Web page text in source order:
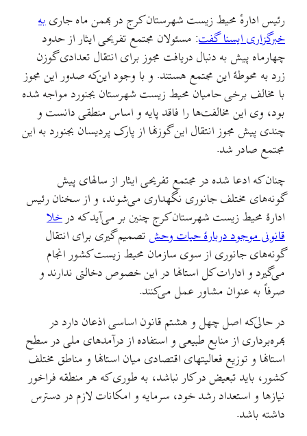
رئیس اداره‌ٔ محیط زیست شهرستان کرج در بهمن ماه جاریبه
خبرگزاری ایسنا گفت: مسئولان مجتمع تفریحی ایثار از حدود
چهارماه پیش به دنبال دریافت مجوز برای انتقال تعدادی گوزن
زرد به محوطهٔ این مجتمع هستند. و با وجود این‌که صدور این مجوز
با مخالف برخی حامیان محیط زیست شهرستان بجنورد مواجه شده
بود، وی این مخالفت‌ها را فاقد پایه و اساس منطقی دانست و
چندی پیش مجوز انتقال این گوزنها از پارک پردیسان بجنورد به این
مجتمع صادر شد.
چنان که ادعا شده در مجتمع تفریحی ایثار از سالهای پیش
گونه‌های مختلف جانوری نگهداری می‌شوند، و از سخنان رئیس
ادارهٔ محیط زیست شهرستان کرج چنین بر می‌آید که در خلا
قانونی موجود دربارهٔ حیات وحش تصمیم گیری برای انتقال
گونه‌های جانوری از سوی سازمان محیط زیست کشور انجام
می‌گیرد و ادارات کل استانها در این خصوص دخالتی ندارند و
صرفاً به عنوان مشاور عمل می‌کنند.
در حالی‌که اصل‏ چهل و هشتم قانون اساسی اذعان دارد در
بهره‏‌برداری‏ از منابع طبیعی‏ و استفاده‏ از درآمدهای‏ ملی‏ در سطح‏
استانها و توزیع فعالیتهای‏ اقتصادی‏ میان‏ استانها و مناطق‏ مختلف‏
کشور، باید تبعیض‏ در کار نباشد، به‏ طوری‏ که‏ هر منطقه‏ فراخور
نیازها و استعداد رشد خود، سرمایه‏ و امکانات‏ لازم‏ در دسترس‏
داشته‏ باشد.